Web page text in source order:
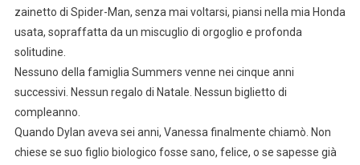
zainetto di Spider-Man, senza mai voltarsi, piansi nella mia Honda
usata, sopraffatta da un miscuglio di orgoglio e profonda
solitudine.
Nessuno della famiglia Summers venne nei cinque anni
successivi. Nessun regalo di Natale. Nessun biglietto di
compleanno.
Quando Dylan aveva sei anni, Vanessa finalmente chiamò. Non
chiese se suo figlio biologico fosse sano, felice, o se sapesse già